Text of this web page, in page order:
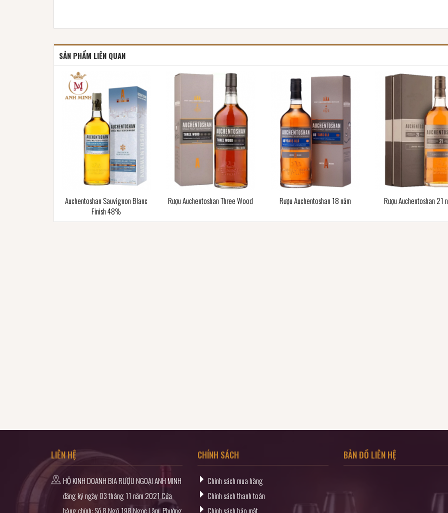
SẢN PHẨM LIÊN QUAN
Auchentoshan Sauvignon Blanc
Finish 48%
Rượu Auchentoshan Three Wood Rượu Auchentoshan 18 năm Rượu Auchentoshan 21
LIÊN HỆ
HỘ KINH DOANH BIA RƯỢU NGOẠI ANH MINH
đăng ký ngày 03 tháng 11 năm 2021 Cửa
hàng chính: Số 8 Ngõ 198 Ngọc Lâm, Phường
CHÍNH SÁCH
Chính sách mua hàng
Chính sách thanh toán
Chính sách bảo mật
BẢN ĐỒ LIÊN HỆ